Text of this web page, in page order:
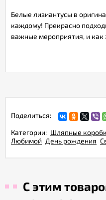
Белые лизиантусы в
каждому! Прекрасно
важные мероприятия, и как
Поделиться:
Категории: Шляпные
Любимой День рождения
С этим